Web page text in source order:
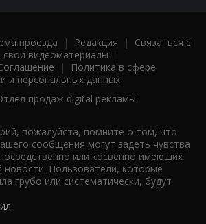
проезда | Редакция | Связаться с
свои видеоматериалы |
|
Политика в сфере
и персональных данных
продаж digital рекламы
пожалуйста, помните о том, что
сообщения могут задеть чувства
или косвенно имеющих
новости. Пользователи, которые
грубо или систематически, будут